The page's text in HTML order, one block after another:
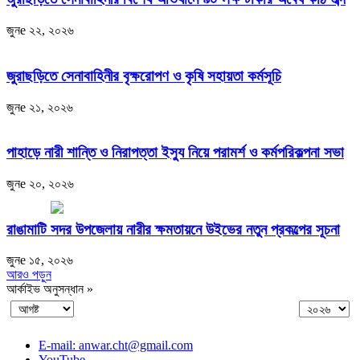
জুনe ২২, ২০২৬
জুরাছড়িতে সেনাবাহিনীর বৃক্ষরোপণ ও কৃষি সহায়তা কর্মসূচি
জুনe ২১, ২০২৬
পাহাড়ে নারী শান্তি ও নিরাপত্তা ইস্যু নিয়ে পরামর্শ ও কর্মপরিকল্পনা সভা
জুনe ২০, ২০২৬
রাঙামাটি সদর উপজেলায় নারীর ক্ষমতায়নে উইভের নতুন প্রকল্পের সূচনা
জুনe ১৫, ২০২৬
আরও পড়ুন
আর্কাইভ অনুসন্ধান »
E-mail: anwar.cht@gmail.com